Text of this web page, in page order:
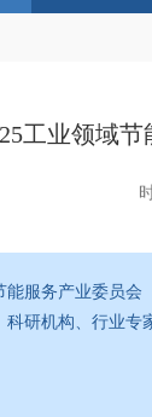
工业领域
能服务产业委员
研机构、行业专